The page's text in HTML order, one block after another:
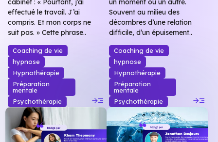
cabinet : « Pourtant, j’ai
effectué le travail. J’ai
compris. Et mon corps ne
suit pas. » Cette phrase..
Coaching de vie
hypnose
Hypnothérapie
Préparation
mentale
Psychothérapie
read_more
un moment ou un autre.
Souvent au milieu des
décombres d’une relation
difficile, d’un épuisement..
Coaching de vie
hypnose
Hypnothérapie
Préparation
mentale
Psychothérapie
read_more